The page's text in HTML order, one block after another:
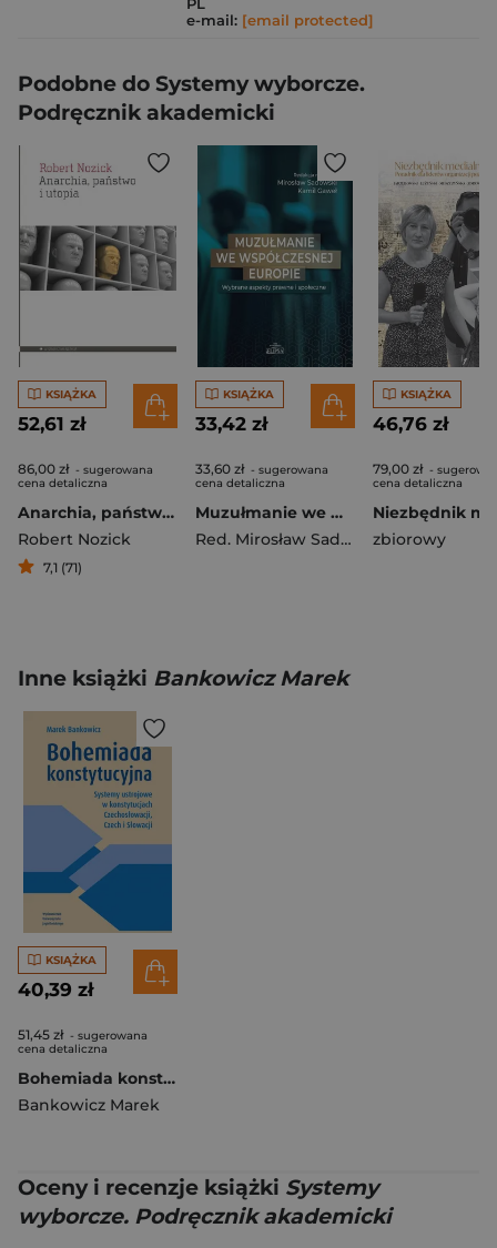
e-mail: [email protected]
Podobne do Systemy wyborcze.
Podręcznik akademicki
KSIĄŻKA
52,61 zł
86,00 zł - sugerowana
cena detaliczna
Anarchia, państwo i utopia
Robert Nozick
7,1 (71)
KSIĄŻKA
33,42 zł
33,60 zł - sugerowana
cena detaliczna
Muzułmanie we współczesnej Europie Wybrane aspekty prawne i społeczne
Red. Mirosław Sadowski. Kamil Gaweł
KSIĄŻKA
46,76 zł
79,00 zł -
cena detaliczna
zbiorowy
Inne książki Bankowicz Marek
KSIĄŻKA
40,39 zł
51,45 zł - sugerowana
cena detaliczna
Bohemiada konstytucyjna. Systemy ustrojowe w konstytucjach Czechosłowacji, Czech i Słowacji
Bankowicz Marek
Oceny i recenzje książki Systemy
wyborcze. Podręcznik akademicki